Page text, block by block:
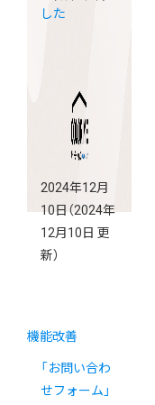
した
2024年12月
10日（2024年
12月10日 更
新）
機能改善
「お問い合わ
せフォーム」